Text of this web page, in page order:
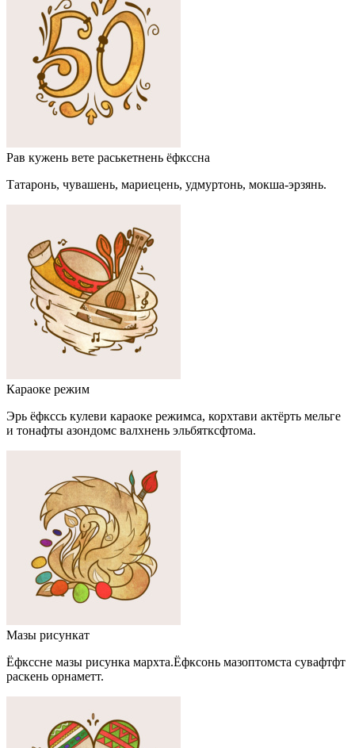
Рав кужень вете раськетнень ёфкссна
Татаронь, чувашень, мариецень, удмуртонь, мокша-эрзянь.
Караоке режим
Эрь ёфкссь кулеви караоке режимса, корхтави актёрть мельге
и тонафты азондомс валхнень эльбятксфтома.
Мазы рисункат
Ёфкссне мазы рисунка мархта.Ёфксонь мазоптомста сувафтфт
раскень орнаметт.